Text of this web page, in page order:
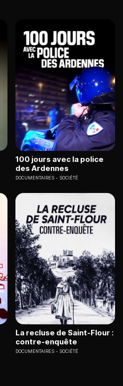
100 jours avec la police
des Ardennes
DOCUMENTAIRES SOCIÉTÉ
La recluse de Saint-Flour :
contre-enquête
DOCUMENTAIRES SOCIÉTÉ